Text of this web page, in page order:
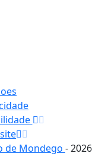
de Mondego - 2026